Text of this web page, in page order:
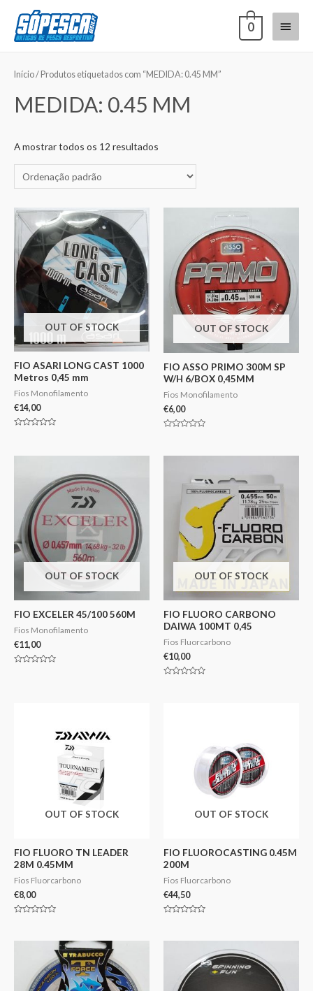
0
Início/ Produtos etiquetados com “MEDIDA: 0.45 MM”
MEDIDA: 0.45 MM
A mostrar todos os 12 resultados
OUT OF STOCK
FIO ASARI LONG CAST 1000
Metros 0,45 mm
Fios Monofilamento
€14,00
5
OUT OF STOCK
FIO ASSO PRIMO 300M SP
W/H 6/BOX 0,45MM
Fios Monofilamento
€6,00
5
OUT OF STOCK
FIO EXCELER 45/100 560M
Fios Monofilamento
€11,00
OUT OF STOCK
FIO FLUORO CARBONO
DAIWA 100MT 0,45
Fios Fluorcarbono
€10,00
OUT OF STOCK
FIO FLUORO TN LEADER
28M 0.45MM
Fios Fluorcarbono
€8,00
OUT OF STOCK
FIO FLUOROCASTING 0.45M
200M
Fios Fluorcarbono
€44,50